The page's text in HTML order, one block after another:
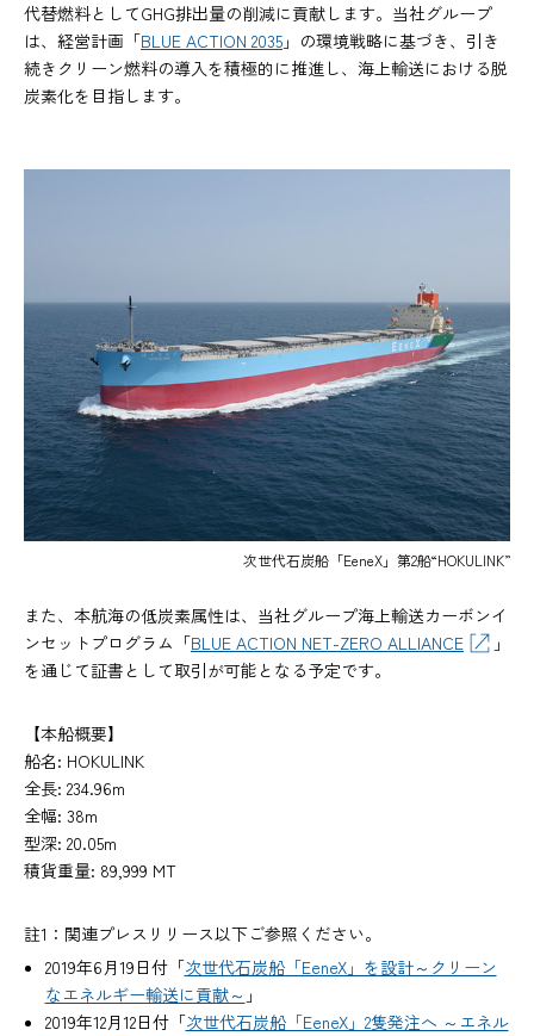
代替燃料としてGHG排出量の削減に貢献します。当社グループ
は、経営計画「BLUE ACTION 2035 」の環境戦略に基づき、引き
続きクリーン燃料の導入を積極的に推進し、海上輸送における脱
炭素化を目指します。
次世代石炭船「EeneX」第2船“HOKULINK”
また、本航海の低炭素属性は、当社グループ海上輸送カーボンイ
ンセットプログラム「BLUE ACTION NET-ZERO ALLIANCE
」
を通じて証書として取引が可能となる予定です。
【本船概要】
船名: HOKULINK
全長: 234.96m
全幅: 38m
型深: 20.05m
積貨重量: 89,999 MT
註1：関連プレスリリース以下ご参照ください。
2019年6月19日付「次世代石炭船「EeneX」を設計～クリーン
なエネルギー輸送に貢献～ 」
2019年12月12日付「次世代石炭船「EeneX」2隻発注へ ～エネル